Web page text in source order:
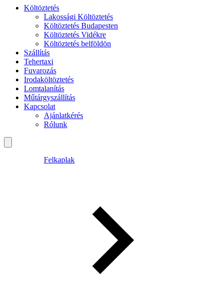
Költöztetés
Lakossági Költöztetés
Költöztetés Budapesten
Költöztetés Vidékre
Költöztetés belföldön
Szállítás
Tehertaxi
Fuvarozás
Irodaköltöztetés
Lomtalanítás
Műtárgyszállítás
Kapcsolat
Ajánlatkérés
Rólunk
Felkaplak